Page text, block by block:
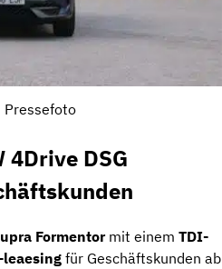
Pressefoto
DSG
Formentormit einem TDI-
für Geschäftskunden ab